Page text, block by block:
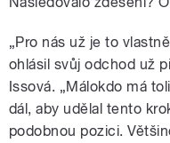
„Pro nás už je to
ohlásil svůj odchod už
Issová. „Málokdo má
dál, aby udělal tento
podobnou pozici.